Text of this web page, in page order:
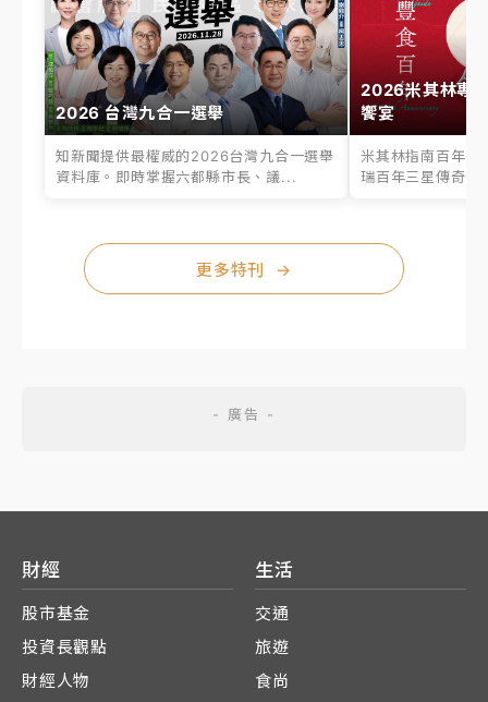
2026 台灣九合一選舉
知新聞提供最權威的2026台灣九合一選舉
資料庫。即時掌握六都縣市長、議...
2026米其林專
饗宴
米其林指南百年之
瑞百年三星傳奇、
更多特刊 →
財經
股市基金
投資長觀點
財經人物
生活
交通
旅遊
食尚